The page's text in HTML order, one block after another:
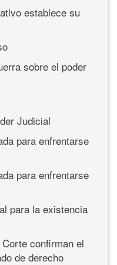
establece su
sobre el poder
Judicial
para enfrentarse
para enfrentarse
para la existencia
confirman el
de derecho